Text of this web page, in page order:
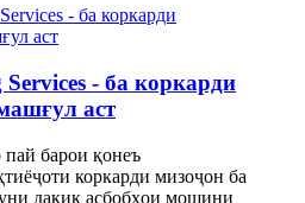
- ба коркарди
аст
барои қонеъ
коркарди мизоҷон ба
дақиқ асбобҳои мошини